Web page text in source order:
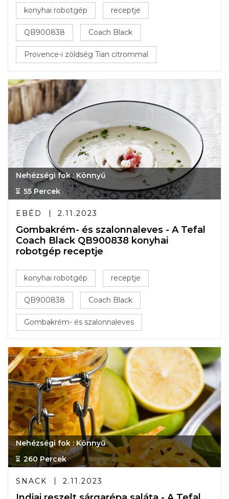
konyhai robotgép receptje
QB900838 Coach Black
Provence-i zöldség Tian citrommal
Nehézségi fok : Könnyű
55 Percek
EBÉD 2.11.2023
Gombakrém- és szalonnaleves - A Tefal
Coach Black QB900838 konyhai
robotgép receptje
konyhai robotgép receptje
QB900838 Coach Black
Gombakrém- és szalonnaleves
Nehézségi fok : Könnyű
260 Percek
SNACK 2.11.2023